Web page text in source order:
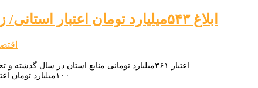
ابلاغ ۵۴۳میلیارد تومان اعتبار استانی/ زیرساخت پروژه‌های اقتصادی در توزیع اعتبارات مورد توجه باشد